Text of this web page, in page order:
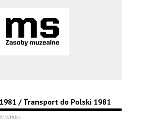
/ Transport do Polski 1981
wieku